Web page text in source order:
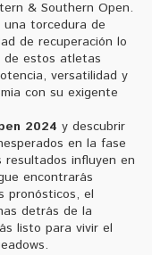
& Southern Open.
torcedura de
de recuperación lo
de estos atletas
versatilidad y
con su exigente
2024 y descubrir
en la fase
resultados influyen en
encontrarás
pronósticos, el
detrás de la
listo para vivir el